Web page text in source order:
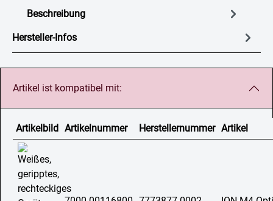
Beschreibung
Hersteller-Infos
Artikel ist kompatibel mit:
Artikelbild Artikelnummer Herstellernummer Artikel